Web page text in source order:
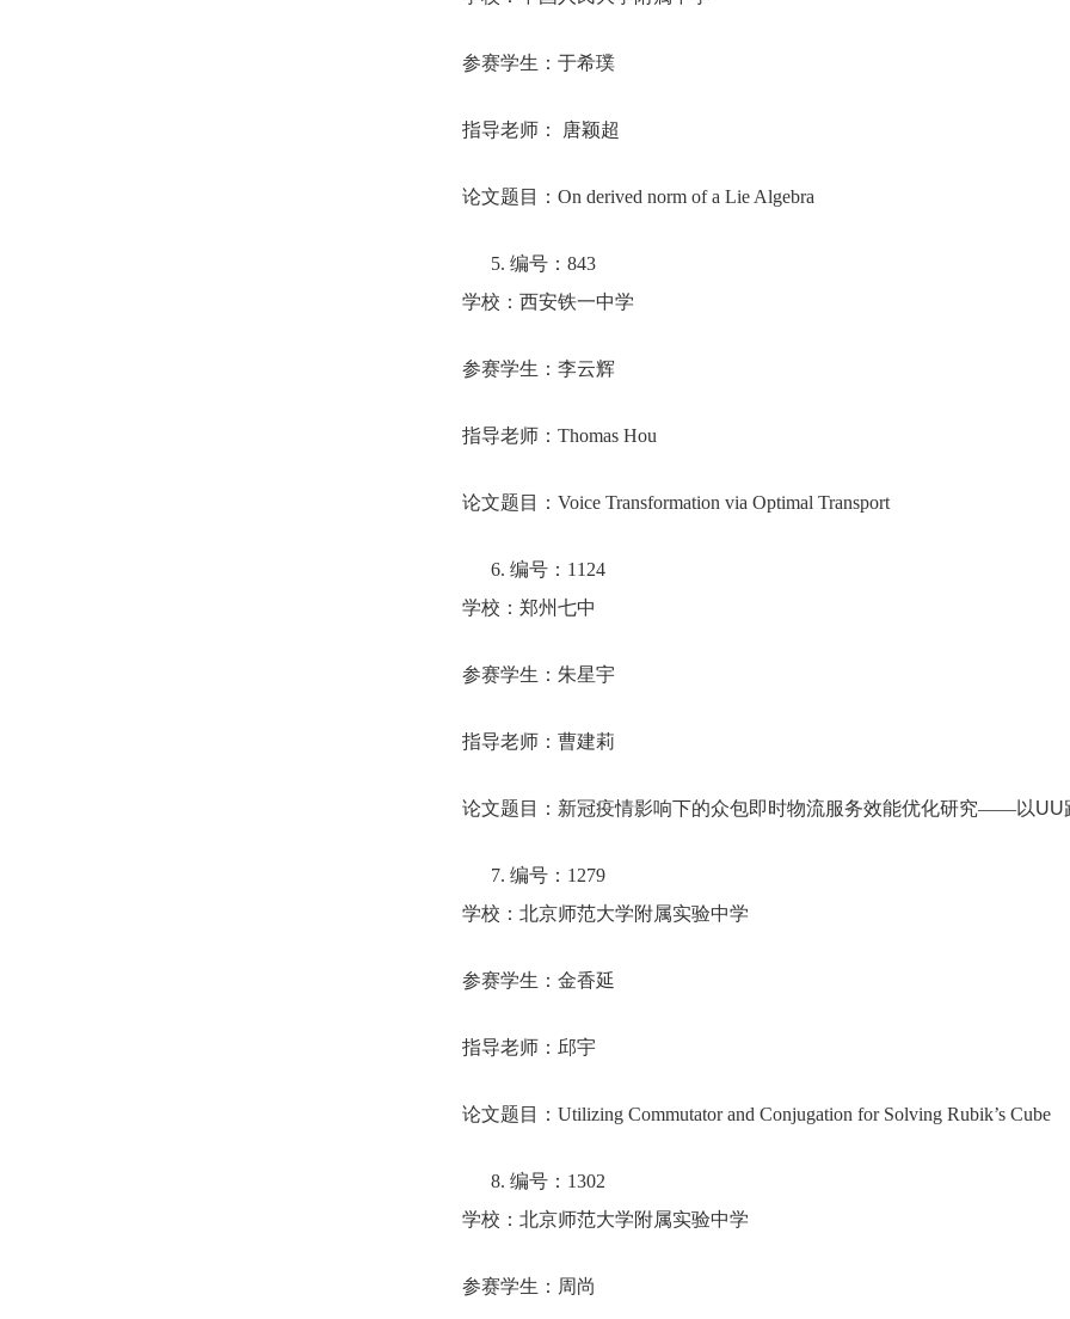
参赛学生：于希璞
指导老师： 唐颖超
论文题目： On derived norm of a Lie Algebra
5. 编号： 843
学校：西安铁一中学
参赛学生：李云辉
指导老师： Thomas Hou
论文题目： Voice Transformation via Optimal Transport
6. 编号： 1124
学校：郑州七中
参赛学生：朱星宇
指导老师：曹建莉
论文题目：新冠疫情影响下的众包即时物流服务效能优化研究——以UU
7. 编号： 1279
学校：北京师范大学附属实验中学
参赛学生：金香延
指导老师：邱宇
论文题目： Utilizing Commutator and Conjugation for Solving Rubik’s Cube
8. 编号： 1302
学校：北京师范大学附属实验中学
参赛学生：周尚